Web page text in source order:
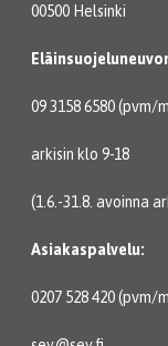
00500 Helsinki
09 3158 6580 (pvm/
arkisin klo 9-18
(1.6.-31.8. avoinna
Asiakaspalvelu:
0207 528 420 (pvm/